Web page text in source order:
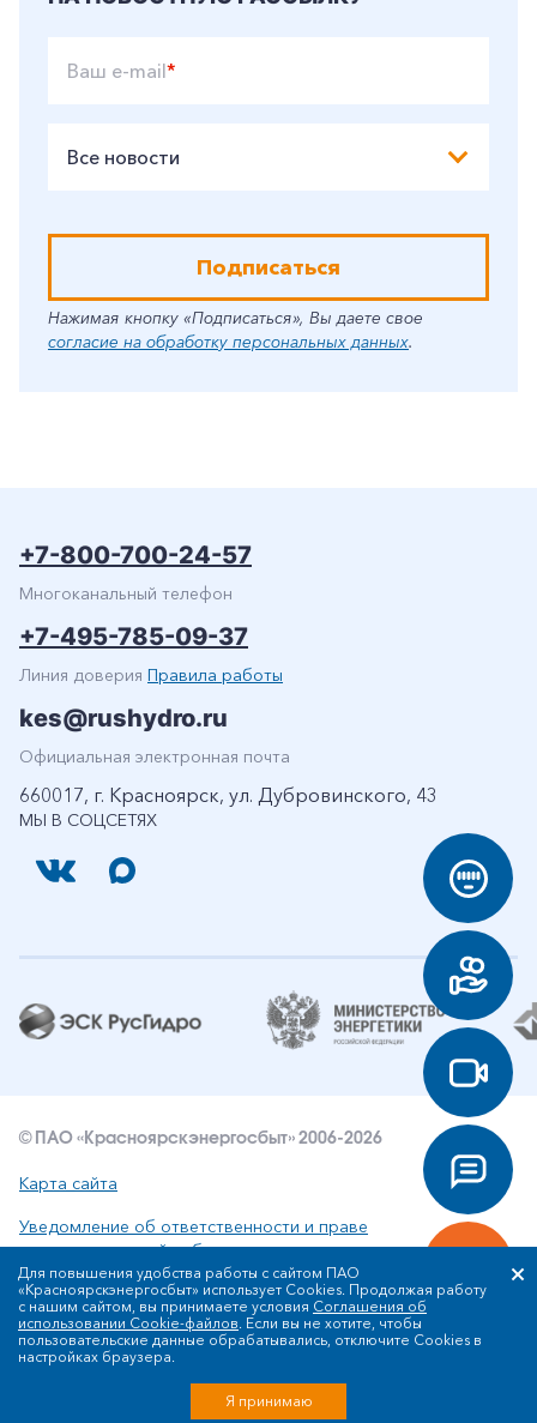
Ваш e-mail*
Все новости
Подписаться
Нажимая кнопку «Подписаться», Вы даете свое
согласие на обработку персональных данных.
МЫ В СОЦСЕТЯХ
+7-800-700-24-57
Многоканальный телефон
+7-495-785-09-37
Линия доверия Правила работы
kes@rushydro.ru
Официальная электронная почта
660017, г. Красноярск, ул. Дубровинского, 43
© ПАО «Красноярскэнергосбыт» 2006-2026
Карта сайта
Уведомление об ответственности и праве
интеллектуальной собственности
Политика ПАО «Красноярскэнергосбыт» в отношении
обработки персональных данных
Для повышения удобства работы с сайтом ПАО
«Красноярскэнергосбыт» использует Cookies. Продолжая работу
с нашим сайтом, вы принимаете условия Соглашения об
использовании Cookie-файлов. Если вы не хотите, чтобы
пользовательские данные обрабатывались, отключите Cookies в
настройках браузера.
Я принимаю